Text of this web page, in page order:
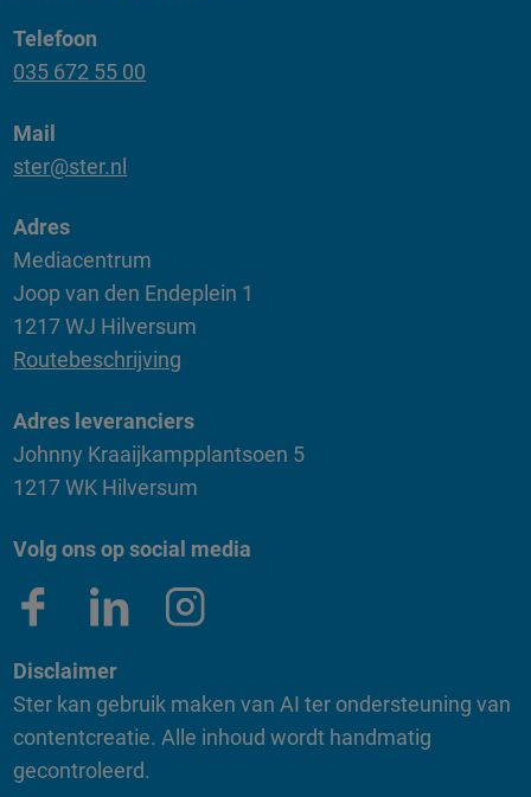
Telefoon
035 672 55 00
Mail
ster@ster.nl
Adres
Mediacentrum
Joop van den Endeplein 1
1217 WJ Hilversum
Routebeschrijving
Adres leveranciers
Johnny Kraaijkampplantsoen 5
1217 WK Hilversum
Volg ons op social media
Disclaimer
Ster kan gebruik maken van AI ter ondersteuning van
contentcreatie. Alle inhoud wordt handmatig
gecontroleerd.